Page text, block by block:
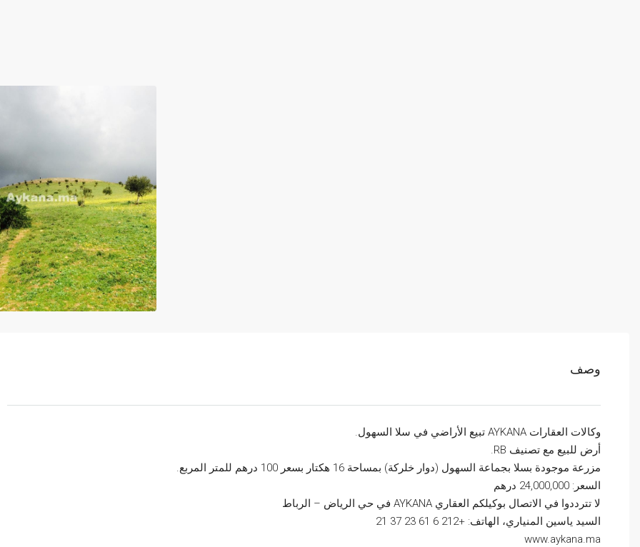
وصف
وكالات العقارات AYKANA تبيع الأراضي في سلا السهول.
أرض للبيع مع تصنيف RB.
مزرعة موجودة بسلا بجماعة السهول (دوار خلركة) بمساحة 16 هكتار بسعر 100 درهم للمتر المربع.
السعر: 24,000,000 درهم
لا تترددوا في الاتصال بوكيلكم العقاري AYKANA في حي الرياض – الرباط
السيد ياسين المنياري، الهاتف: +212 6 61 23 37 21
www.aykana.ma